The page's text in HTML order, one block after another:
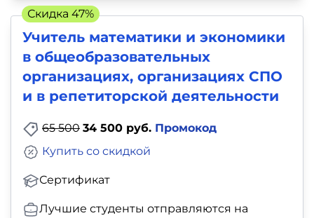
Учитель математики и экономики
в общеобразовательных
организациях, организациях СПО
и в репетиторской деятельности
65 500 34 500 руб. Промокод
Сертификат
Купить со скидкой
Лучшие студенты отправляются на
Скидка 47%